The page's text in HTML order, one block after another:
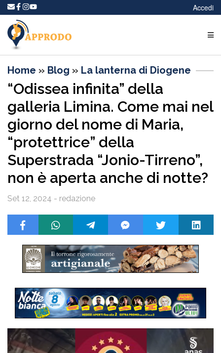
Accedi
Home » Blog » La lanterna di Diogene
“Odissea infinita” della
galleria Limina. Come mai nel
giorno del nome di Maria,
“protettrice” della
Superstrada “Jonio-Tirreno”,
non è aperta anche di notte?
Set 12, 2024 - redazione